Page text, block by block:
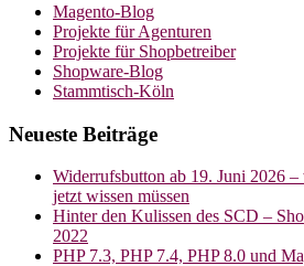
Magento-Blog
Projekte für Agenturen
Projekte für Shopbetreiber
Shopware-Blog
Stammtisch-Köln
Neueste Beiträge
Widerrufsbutton ab 19. Juni 2026
jetzt wissen müssen
Hinter den Kulissen des SCD –
2022
PHP 7.3, PHP 7.4, PHP 8.0 und